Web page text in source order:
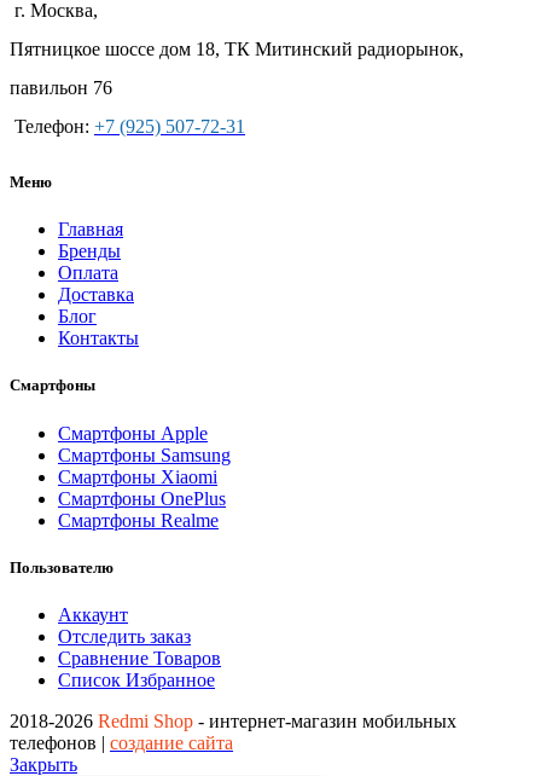
г. Москва,
Пятницкое шоссе дом 18, ТК Митинский радиорынок,
павильон 76
Телефон: +7 (925) 507-72-31
Меню
Главная
Бренды
Оплата
Доставка
Блог
Контакты
Смартфоны
Смартфоны Apple
Смартфоны Samsung
Смартфоны Xiaomi
Смартфоны OnePlus
Смартфоны Realme
Пользователю
Аккаунт
Отследить заказ
Сравнение Товаров
Список Избранное
2018-2026 Redmi Shop - интернет-магазин мобильных
телефонов | создание сайта
Закрыть